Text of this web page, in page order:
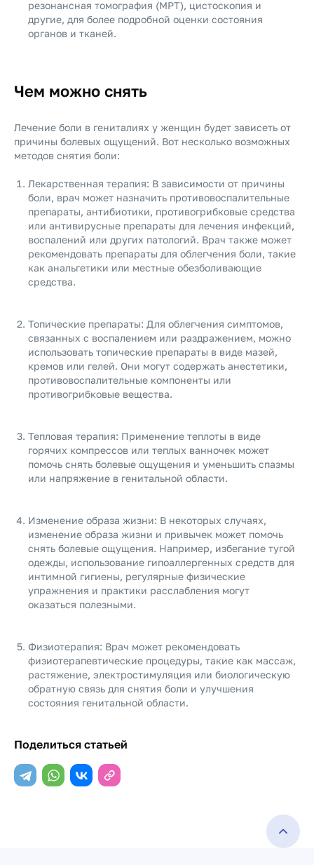
резонансная томография (МРТ), цистоскопия и
другие, для более подробной оценки состояния
органов и тканей.
Чем можно снять
Лечение боли в гениталиях у женщин будет зависеть от
причины болевых ощущений. Вот несколько возможных
методов снятия боли:
Лекарственная терапия: В зависимости от причины
боли, врач может назначить противовоспалительные
препараты, антибиотики, противогрибковые средства
или антивирусные препараты для лечения инфекций,
воспалений или других патологий. Врач также может
рекомендовать препараты для облегчения боли, такие
как анальгетики или местные обезболивающие
средства.
Топические препараты: Для облегчения симптомов,
связанных с воспалением или раздражением, можно
использовать топические препараты в виде мазей,
кремов или гелей. Они могут содержать анестетики,
противовоспалительные компоненты или
противогрибковые вещества.
Тепловая терапия: Применение теплоты в виде
горячих компрессов или теплых ванночек может
помочь снять болевые ощущения и уменьшить спазмы
или напряжение в генитальной области.
Изменение образа жизни: В некоторых случаях,
изменение образа жизни и привычек может помочь
снять болевые ощущения. Например, избегание тугой
одежды, использование гипоаллергенных средств для
интимной гигиены, регулярные физические
упражнения и практики расслабления могут
оказаться полезными.
Физиотерапия: Врач может рекомендовать
физиотерапевтические процедуры, такие как массаж,
растяжение, электростимуляция или биологическую
обратную связь для снятия боли и улучшения
состояния генитальной области.
Поделиться статьей